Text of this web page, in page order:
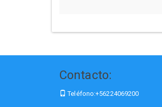
Contacto:
Teléfono:+56224069200